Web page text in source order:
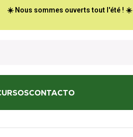
☀️ Nous sommes ouverts tout l'été ! ☀️
CONTACTO